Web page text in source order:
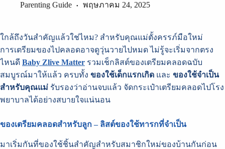
Parenting Guide พฤษภาคม 24, 2025
ใกล้ถึงวันสำคัญแล้วใช่ไหม? สำหรับคุณแม่ตั้งครรภ์มือใหม่
การเตรียมของไปคลอดอาจดูวุ่นวายไปหมด ไม่รู้จะเริ่มจากตรง
ไหนดี Baby Zlive Matter รวมเช็กลิสต์ของเตรียมคลอดฉบับ
สมบูรณ์มาให้แล้ว ครบทั้ง ของใช้เด็กแรกเกิด และ ของใช้จำเป็น
สำหรับคุณแม่ รับรองว่าอ่านจบแล้ว จัดกระเป๋าเตรียมคลอดไปโรง
พยาบาลได้อย่างสบายใจแน่นอน
ของเตรียมคลอดสำหรับลูก – ลิสต์ของใช้ทารกที่จำเป็น
มาเริ่มกันที่ของใช้ชิ้นสำคัญสำหรับสมาชิกใหม่ของบ้านกันก่อน